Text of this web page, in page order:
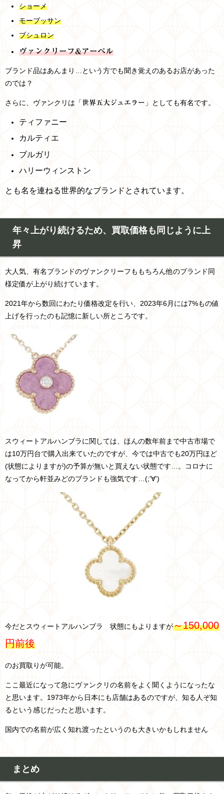
ショーメ
モーブッサン
ブシュロン
ヴァンクリーフ&アーペル
ブランド品はあんまり…という方でも聞き覚えのあるお店があった
のでは？
さらに、ヴァンクリは「 世界五大ジュエラー 」としても有名です。
ティファニー
カルティエ
ブルガリ
ハリーウィンストン
とも名を連ねる世界的なブランドとされています。
年々上がり続けるため、買取価格も同じように上
昇
大人気、有名ブランドのヴァンクリーフももちろん他のブランド同
様定価が上がり続けています。
2021年から数回にわたり価格改定を行い、2023年6月には7%もの値
上げを行ったのも記憶に新しい所ところです。
スウィートアルハンブラに関しては、ほんの数年前まで中古市場で
は10万円台で購入出来ていたのですが、今では中古でも20万円ほど
(状態によりますが)の予算が無いと買えない状態です…。コロナに
なってから軒並みどのブランドも強気です…(;'∀')
今だとスウィートアルハンブラ 状態にもよりますが～150,000
円前後
のお買取りが可能。
ここ最近になって急にヴァンクリの名前をよく聞くようになったな
と思います。1973年から日本にも店舗はあるのですが、知る人ぞ知
るという感じだったと思います。
国内での名前が広く知れ渡ったというのも大きいかもしれません
まとめ